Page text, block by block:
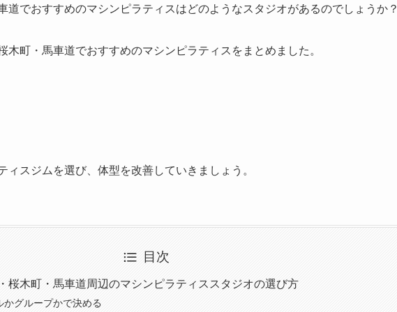
道でおすすめのマシンピラティスはどのようなスタジオがあるのでしょうか？
木町・馬車道でおすすめのマシンピラティスをまとめました。
ィスジムを選び、体型を改善していきましょう。
目次
桜木町・馬車道周辺のマシンピラティススタジオの選び方
かグループかで決める